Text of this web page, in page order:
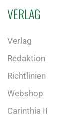
VERLAG
Verlag
Redaktion
Richtlinien
Webshop
Carinthia II